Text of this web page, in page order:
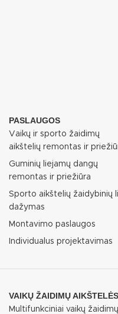
PASLAUGOS
Vaikų ir sporto žaidimų
aikštelių remontas ir
Guminių liejamų dangų
remontas ir priežiūra
Sporto aikštelių žaidybinių
dažymas
Montavimo paslaugos
Individualus projektavimas
VAIKŲ ŽAIDIMŲ AIKŠTELĖS
Multifunkciniai vaikų žaidimų